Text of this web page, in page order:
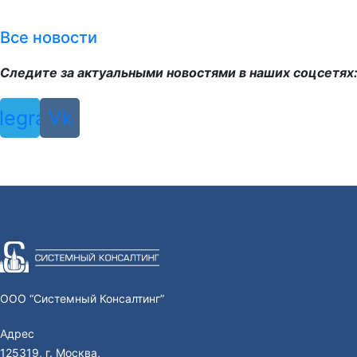
Все новости
Следите за актуальными новостями в наших соцсетях:
Vk
ООО “Системный Консалтинг”
Адрес
125319, г. Москва,